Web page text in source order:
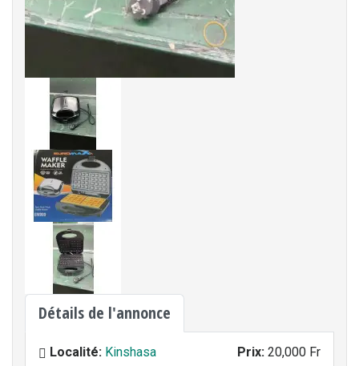
Détails de l'annonce
Localité: Kinshasa Prix: 20,000 Fr